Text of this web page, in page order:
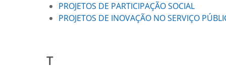
PROJETOS DE PARTICIPAÇÃO SOCIAL
PROJETOS DE INOVAÇÃO NO SERVIÇO
T